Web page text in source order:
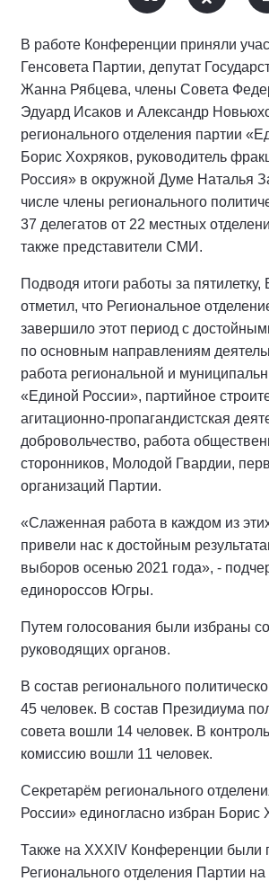
В работе Конференции приняли
Генсовета Партии, депутат
Жанна Рябцева, члены Совета
Эдуард Исаков и Александр
регионального отделения партии
Борис Хохряков, руководитель
Россия» в окружной Думе Наталья
числе члены регионального
37 делегатов от 22 местных
также представители СМИ.
Подводя итоги работы за
отметил, что Региональное
завершило этот период с
по основным направлениям
работа региональной и
«Единой России», партийное
агитационно-пропагандистская
добровольчество, работа
сторонников, Молодой Гвардии,
организаций Партии.
«Слаженная работа в каждом из
привели нас к достойным
выборов осенью 2021 года», -
единороссов Югры.
Путем голосования были избраны
руководящих органов.
В состав регионального
45 человек. В состав Президиума
совета вошли 14 человек. В
комиссию вошли 11 человек.
Секретарём регионального
России» единогласно избран Борис
Также на XXXIV Конференции были
Регионального отделения Партии